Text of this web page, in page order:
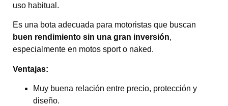
uso habitual.
Es una bota adecuada para motoristas que buscan
buen rendimiento sin una gran inversión,
especialmente en motos sport o naked.
Ventajas:
Muy buena relación entre precio, protección y
diseño.